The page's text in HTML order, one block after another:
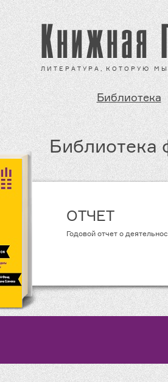
Л И Т Е Р А Т У Р А , К О Т О Р У Ю М
Библиотека
Библиотека
ОТЧЕТ
Годовой отчет о